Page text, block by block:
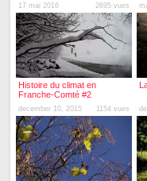
17 mai 2016 2695 vues
Histoire du climat en
Franche-Comté #2
december 10, 2015 1154 vues